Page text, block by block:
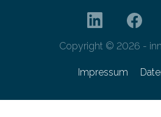
Copyright © 2026 -
Impressum